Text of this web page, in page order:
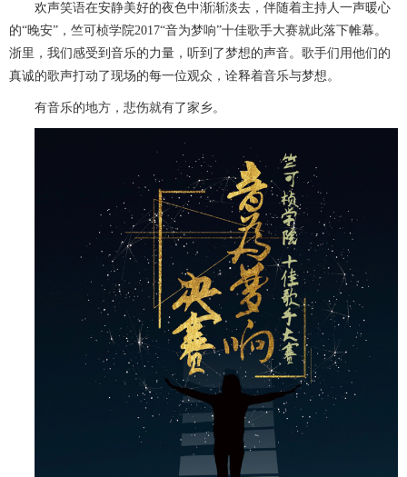
欢声笑语在安静美好的夜色中渐渐淡去，伴随着主持人一声暖心
的“晚安”，竺可桢学院2017“音为梦响”十佳歌手大赛就此落下帷幕。
浙里，我们感受到音乐的力量，听到了梦想的声音。歌手们用他们的
真诚的歌声打动了现场的每一位观众，诠释着音乐与梦想。
有音乐的地方，悲伤就有了家乡。